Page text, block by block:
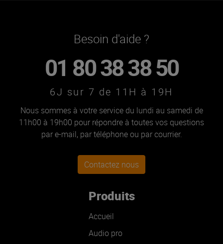
Besoin d'aide ?
01 80 38 38 50
6J sur 7 de 11H à 19H
Nous sommes à votre service du lundi au samedi de
11h00 à 19h00 pour répondre à toutes vos questions
par e-mail, par téléphone ou par courrier.
Contactez nous
Produits
Accueil
Audio pro